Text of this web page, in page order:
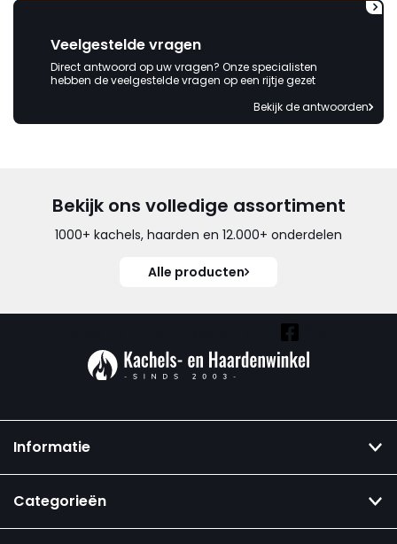
Veelgestelde vragen
Direct antwoord op uw vragen? Onze specialisten
hebben de veelgestelde vragen op een rijtje gezet
Bekijk de antwoorden
Bekijk ons volledige assortiment
1000+ kachels, haarden en 12.000+ onderdelen
Alle producten
Informatie
Categorieën